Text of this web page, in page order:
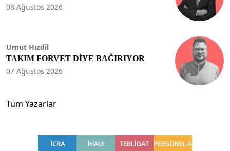
08 Ağustos 2026
Umut Hızdil
TAKIM FORVET DİYE BAĞIRIYOR
07 Ağustos 2026
Tüm Yazarlar